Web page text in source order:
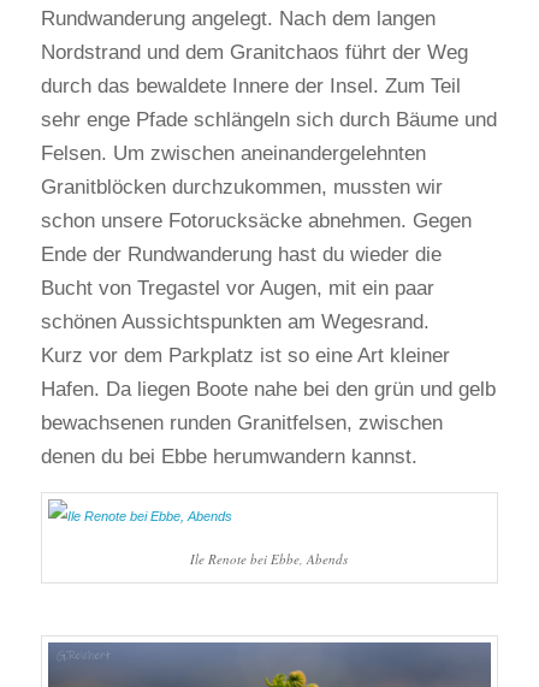
Rundwanderung angelegt. Nach dem langen
Nordstrand und dem Granitchaos führt der Weg
durch das bewaldete Innere der Insel. Zum Teil
sehr enge Pfade schlängeln sich durch Bäume und
Felsen. Um zwischen aneinandergelehnten
Granitblöcken durchzukommen, mussten wir
schon unsere Fotorucksäcke abnehmen. Gegen
Ende der Rundwanderung hast du wieder die
Bucht von Tregastel vor Augen, mit ein paar
schönen Aussichtspunkten am Wegesrand.
Kurz vor dem Parkplatz ist so eine Art kleiner
Hafen. Da liegen Boote nahe bei den grün und gelb
bewachsenen runden Granitfelsen, zwischen
denen du bei Ebbe herumwandern kannst.
Ile Renote bei Ebbe, Abends